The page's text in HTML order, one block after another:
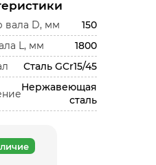
вала D, мм
150
L, мм
1800
Сталь GCr15/45
Нержавеющая
сталь